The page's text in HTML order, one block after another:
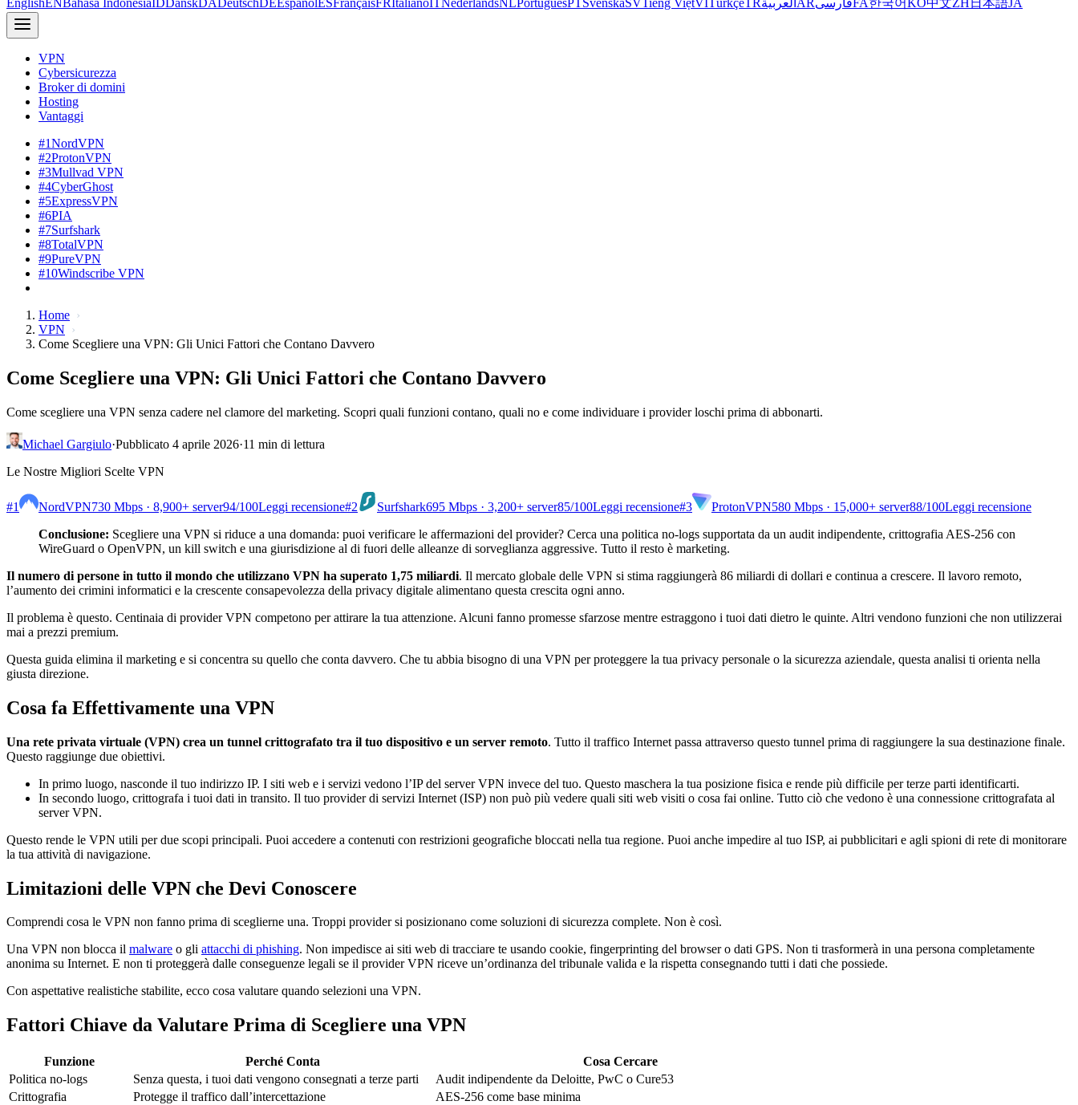
EnglishENBahasa IndonesiaIDDanskDADeutschDEEspañolESFrançaisFRItalianoITNederlandsNLPortuguêsPTSvenskaSVTiếng ViệtVITürkçeTRالعربية ARفارسیFA한국어KO中文ZH 日本語JA
VPN
Cybersicurezza
Broker di domini
Hosting
Vantaggi
#1NordVPN
#2ProtonVPN
#3Mullvad VPN
#4CyberGhost
#5ExpressVPN
#6PIA
#7Surfshark
#8TotalVPN
#9PureVPN
#10Windscribe VPN
Home
VPN
Come Scegliere una VPN: Gli Unici Fattori che Contano Davvero
Come Scegliere una VPN: Gli Unici Fattori che Contano Davvero
Come scegliere una VPN senza cadere nel clamore del marketing. Scopri quali funzioni contano, quali no e come individuare i provider loschi prima di abbonarti.
Michael Gargiulo·Pubblicato 4 aprile 2026·11 min di lettura
Le Nostre Migliori Scelte VPN
#1 NordVPN730 Mbps · 8,900+ server94/100Leggi recensione#2 Surfshark695 Mbps · 3,200+ server85/100Leggi recensione#3 ProtonVPN580 Mbps · 15,000+ server88/100Leggi recensione
Conclusione: Scegliere una VPN si riduce a una domanda: puoi verificare le affermazioni del provider? Cerca una politica no-logs supportata da un audit indipendente, crittografia AES-256 con
WireGuard o OpenVPN, un kill switch e una giurisdizione al di fuori delle alleanze di sorveglianza aggressive. Tutto il resto è marketing.
Il numero di persone in tutto il mondo che utilizzano VPN ha superato 1,75 miliardi. Il mercato globale delle VPN si stima raggiungerà 86 miliardi di dollari e continua a crescere. Il lavoro remoto,
l’aumento dei crimini informatici e la crescente consapevolezza della privacy digitale alimentano questa crescita ogni anno.
Il problema è questo. Centinaia di provider VPN competono per attirare la tua attenzione. Alcuni fanno promesse sfarzose mentre estraggono i tuoi dati dietro le quinte. Altri vendono funzioni che non utilizzerai
mai a prezzi premium.
Questa guida elimina il marketing e si concentra su quello che conta davvero. Che tu abbia bisogno di una VPN per proteggere la tua privacy personale o la sicurezza aziendale, questa analisi ti orienta nella
giusta direzione.
Cosa fa Effettivamente una VPN
Una rete privata virtuale (VPN) crea un tunnel crittografato tra il tuo dispositivo e un server remoto. Tutto il traffico Internet passa attraverso questo tunnel prima di raggiungere la sua destinazione finale.
Questo raggiunge due obiettivi.
In primo luogo, nasconde il tuo indirizzo IP. I siti web e i servizi vedono l’IP del server VPN invece del tuo. Questo maschera la tua posizione fisica e rende più difficile per terze parti identificarti.
In secondo luogo, crittografa i tuoi dati in transito. Il tuo provider di servizi Internet (ISP) non può più vedere quali siti web visiti o cosa fai online. Tutto ciò che vedono è una connessione crittografata al
server VPN.
Questo rende le VPN utili per due scopi principali. Puoi accedere a contenuti con restrizioni geografiche bloccati nella tua regione. Puoi anche impedire al tuo ISP, ai pubblicitari e agli spioni di rete di monitorare
la tua attività di navigazione.
Limitazioni delle VPN che Devi Conoscere
Comprendi cosa le VPN non fanno prima di sceglierne una. Troppi provider si posizionano come soluzioni di sicurezza complete. Non è così.
Una VPN non blocca il malware o gli attacchi di phishing. Non impedisce ai siti web di tracciare te usando cookie, fingerprinting del browser o dati GPS. Non ti trasformerà in una persona completamente
anonima su Internet. E non ti proteggerà dalle conseguenze legali se il provider VPN riceve un’ordinanza del tribunale valida e la rispetta consegnando tutti i dati che possiede.
Con aspettative realistiche stabilite, ecco cosa valutare quando selezioni una VPN.
Fattori Chiave da Valutare Prima di Scegliere una VPN
Funzione Perché Conta
Cosa Cercare
Politica no-logs
Senza questa, i tuoi dati vengono consegnati a terze parti
Audit indipendente da Deloitte, PwC o Cure53
Crittografia
Protegge il traffico dall’intercettazione AES-256 come base minima